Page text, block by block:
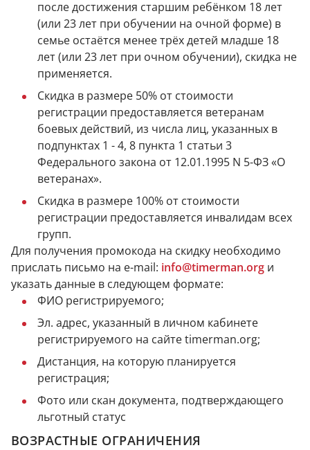
после достижения старшим ребёнком 18 лет
(или 23 лет при обучении на очной форме) в
семье остаётся менее трёх детей младше 18
лет (или 23 лет при очном обучении), скидка не
применяется.
Скидка в размере 50% от стоимости
регистрации предоставляется ветеранам
боевых действий, из числа лиц, указанных в
подпунктах 1 - 4, 8 пункта 1 статьи 3
Федерального закона от 12.01.1995 N 5-ФЗ «О
ветеранах».
Скидка в размере 100% от стоимости
регистрации предоставляется инвалидам всех
групп.
Для получения промокода на скидку необходимо
прислать письмо на e-mail: info@timerman.org и
указать данные в следующем формате:
ФИО регистрируемого;
Эл. адрес, указанный в личном кабинете
регистрируемого на сайте timerman.org;
Дистанция, на которую планируется
регистрация;
Фото или скан документа, подтверждающего
льготный статус
ВОЗРАСТНЫЕ ОГРАНИЧЕНИЯ